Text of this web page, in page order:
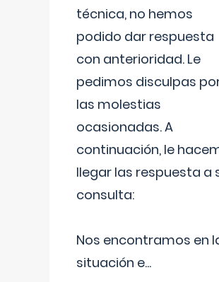
técnica, no hemos
podido dar respuesta
con anterioridad. Le
pedimos disculpas
las molestias
ocasionadas. A
continuación, le
llegar las respuesta a
consulta:
Nos encontramos en
situación e...